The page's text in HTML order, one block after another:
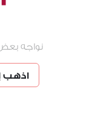
نواجه
اذهب